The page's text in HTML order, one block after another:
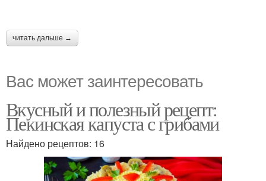
читать дальше →
Вас может заинтересовать
Вкусный и полезный рецепт:
Пекинская капуста с грибами
Найдено рецептов: 16